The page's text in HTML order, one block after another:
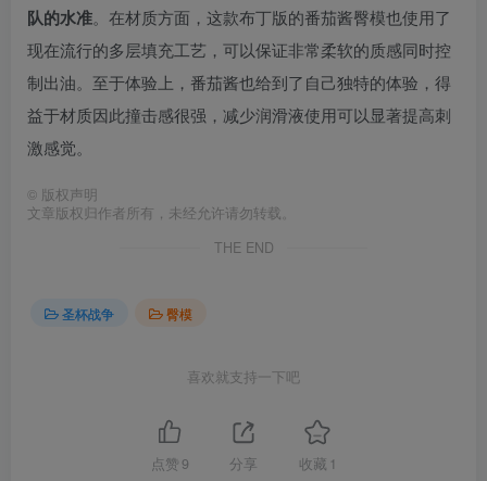
队的水准。在材质方面，这款布丁版的番茄酱臀模也使用了
现在流行的多层填充工艺，可以保证非常柔软的质感同时控
制出油。至于体验上，番茄酱也给到了自己独特的体验，得
益于材质因此撞击感很强，减少润滑液使用可以显著提高刺
激感觉。
© 版权声明
文章版权归作者所有，未经允许请勿转载。
THE END
圣杯战争 臀模
喜欢就支持一下吧
点赞 9 分享 收藏 1